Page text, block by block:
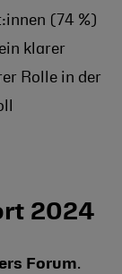
(74 %)
klarer
Rolle in der
2024
Forum.